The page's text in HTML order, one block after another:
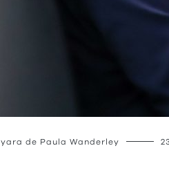
de Paula Wanderley